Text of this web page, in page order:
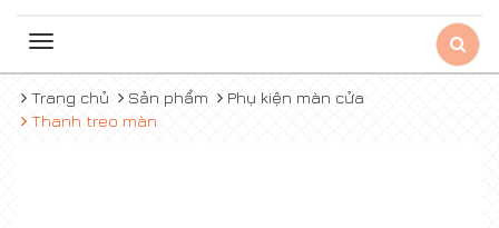
Toggle
Trang chủ
Sản phẩm
Phụ kiện màn cửa
Thanh treo màn